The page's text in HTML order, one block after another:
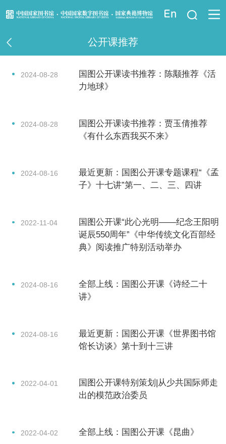
资讯信息
国家图书馆基金会
公开课推荐
2024-08-28
国图公开课读书推荐：陈颙推荐《活
力地球》
2024-08-28
国图公开课读书推荐：贾玉倩推荐
《有什么东西我买不来》
2024-08-16
最近更新：国图公开课专题课程“《孟
子》十七讲”第一、二、三、四讲
2022-11-04
国图公开课“此心光明——纪念王阳明
诞辰550周年”《中华传统文化百部经
典》阅读推广特别活动举办
2024-08-16
全部上线：国图公开课《诗经二十
讲》
2024-08-16
最近更新：国图公开课《世界图书馆
馆长访谈》第十到十三讲
2022-04-01
国图公开课特别策划|从少共国际师走
出的模范政治委员
2022-04-02 全部上线：国图公开课《昆曲》